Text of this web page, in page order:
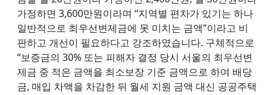
가정하면 3,600만원이라며 “지역별 편차가 있기는 하나
일반적으로 최우선변제금에 못 미치는 금액”이라고 비
판하고 개선이 필요하다고 강조하였습니다. 구체적으로
“보증금의 30% 또는 피해자 결정 당시 서울의 최우선변
제금 중 적은 금액을 최소보장 기준 금액으로 하여 배당
금, 매입 차액을 차감한 뒤 월세 지원 금액 대신 공공주택